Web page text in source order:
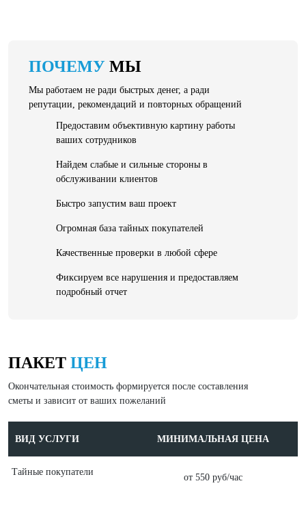
ПОЧЕМУ МЫ
Мы работаем не ради быстрых денег, а ради
репутации, рекомендаций и повторных обращений
Предоставим объективную картину работы
ваших сотрудников
Найдем слабые и сильные стороны в
обслуживании клиентов
Быстро запустим ваш проект
Огромная база тайных покупателей
Качественные проверки в любой сфере
Фиксируем все нарушения и предоставляем
подробный отчет
ПАКЕТ ЦЕН
Окончательная стоимость формируется после составления
сметы и зависит от ваших пожеланий
ВИД УСЛУГИ МИНИМАЛЬНАЯ ЦЕНА
Тайные покупатели
от 550 руб/час